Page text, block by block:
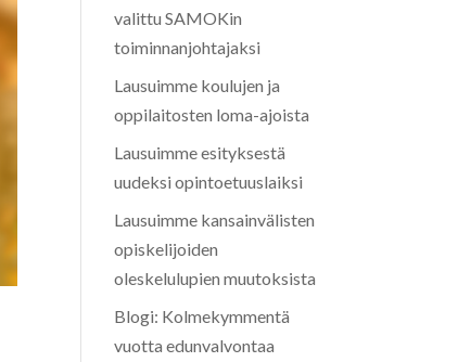
valittu SAMOKin
toiminnanjohtajaksi
Lausuimme koulujen ja
oppilaitosten loma-ajoista
Lausuimme esityksestä
uudeksi opintoetuuslaiksi
Lausuimme kansainvälisten
opiskelijoiden
oleskelulupien muutoksista
Blogi: Kolmekymmentä
vuotta edunvalvontaa